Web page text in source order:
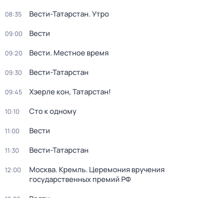
08:35 Вести-Татарстан. Утро
09:00 Вести
09:20 Вести. Местное время
09:30 Вести-Татарстан
09:45 Хэерле кон, Татарстан!
10:10 Сто к одному
11:00 Вести
11:30 Вести-Татарстан
12:00
Москва. Кремль. Церемония вручения
государственных премий РФ